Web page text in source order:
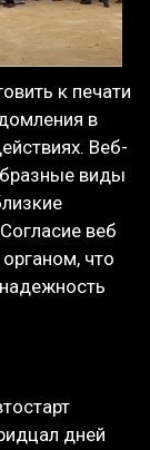
к печати
в
Веб-
виды
веб
что
дней